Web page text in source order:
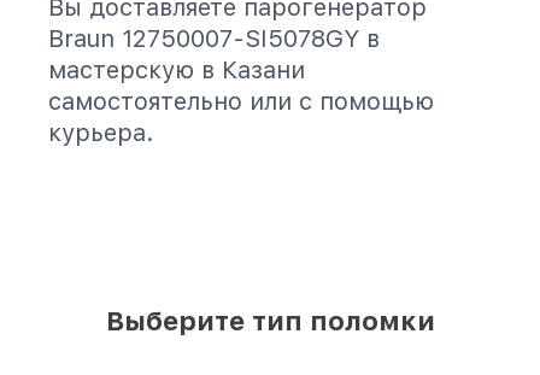
Вы доставляете парогенератор
Braun 12750007-SI5078GY в
мастерскую в Казани
самостоятельно или с помощью
курьера.
Выберите тип поломки